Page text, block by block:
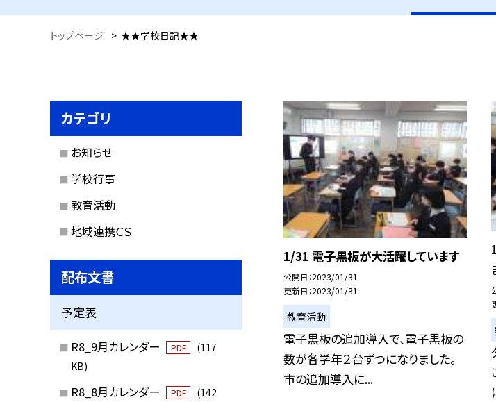
トップページ > ★★学校日記★★
1/31 電子黒板が大活躍しています
公開日 2023/01/31
更新日 2023/01/31
教育活動
電子黒板の追加導入で、電子黒板の
数が各学年２台ずつになりました。
市の追加導入に...
カテゴリ
お知らせ
学校行事
教育活動
地域連携ＣＳ
配布文書
予定表
R8_9月カレンダー PDF
(117
KB)
R8_8月カレンダー PDF
(142